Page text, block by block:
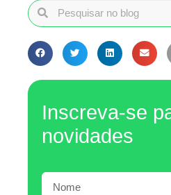
Inscreva-se
novidades